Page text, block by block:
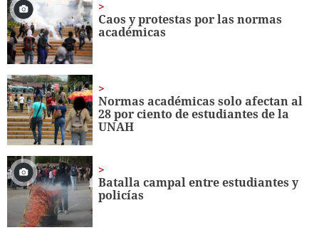
minutes,
45
seconds
Caos y protestas por las normas
académicas
Normas académicas solo afectan al
28 por ciento de estudiantes de la
UNAH
Batalla campal entre estudiantes y
policías